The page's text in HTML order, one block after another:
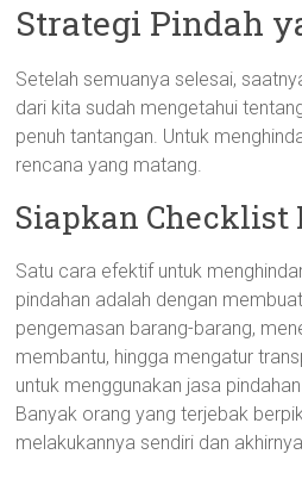
Strategi Pindah
Setelah semuanya selesai,
dari kita sudah mengetahui
penuh tantangan. Untuk
rencana yang matang.
Siapkan Checklist
Satu cara efektif untuk
pindahan adalah dengan
pengemasan barang-barang,
membantu, hingga mengatur
untuk menggunakan jasa
Banyak orang yang terjebak
melakukannya sendiri dan